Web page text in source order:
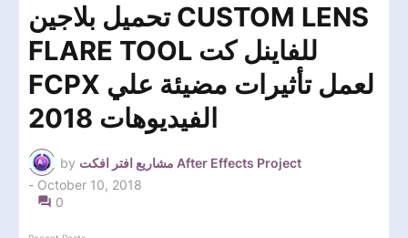
تحميل بلاجين CUSTOM LENS
FLARE TOOL للفاينل كت
FCPX لعمل تأثيرات مضيئة علي
الفيديوهات 2018
by
مشاريع افتر افكت After Effects Project
- October 10, 2018
0